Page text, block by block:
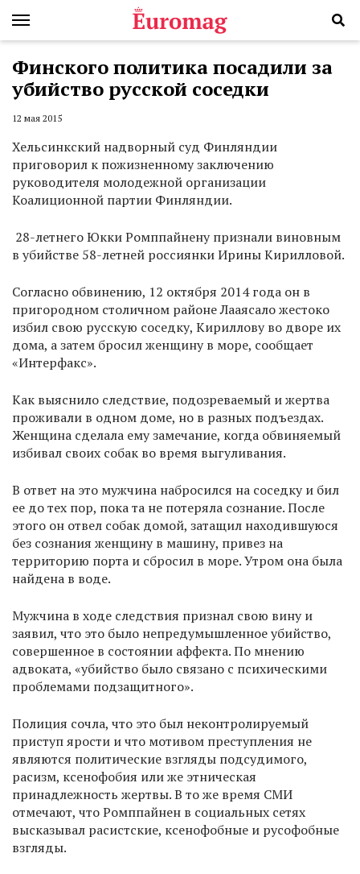
Финского политика посадили за
убийство русской соседки
12 мая 2015
Хельсинкский надворный суд Финляндии
приговорил к пожизненному заключению
руководителя молодежной организации
Коалиционной партии Финляндии.
28-летнего Юкки Ромппайнену признали виновным
в убийстве 58-летней россиянки Ирины Кирилловой.
Согласно обвинению, 12 октября 2014 года он в
пригородном столичном районе Лааясало жестоко
избил свою русскую соседку, Кириллову во дворе их
дома, а затем бросил женщину в море, сообщает
«Интерфакс».
Как выяснило следствие, подозреваемый и жертва
проживали в одном доме, но в разных подъездах.
Женщина сделала ему замечание, когда обвиняемый
избивал своих собак во время выгуливания.
В ответ на это мужчина набросился на соседку и бил
ее до тех пор, пока та не потеряла сознание. После
этого он отвел собак домой, затащил находившуюся
без сознания женщину в машину, привез на
территорию порта и сбросил в море. Утром она была
найдена в воде.
Мужчина в ходе следствия признал свою вину и
заявил, что это было непредумышленное убийство,
совершенное в состоянии аффекта. По мнению
адвоката, «убийство было связано с психическими
проблемами подзащитного».
Полиция сочла, что это был неконтролируемый
приступ ярости и что мотивом преступления не
являются политические взгляды подсудимого,
расизм, ксенофобия или же этническая
принадлежность жертвы. В то же время СМИ
отмечают, что Ромппайнен в социальных сетях
высказывал расистские, ксенофобные и русофобные
взгляды.